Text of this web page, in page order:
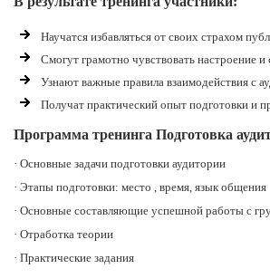
Научатся избавляться от своих страхом
Смогут грамотно чувствовать настроение
Узнают важные правила взаимодействия с
Получат практический опыт подготовки и
Программа тренинга Подготовка
· Основные задачи подготовки аудитории
· Этапы подготовки: место , время, язык общения
· Основные составляющие успешной работы с
· Отработка теории
· Практические задания